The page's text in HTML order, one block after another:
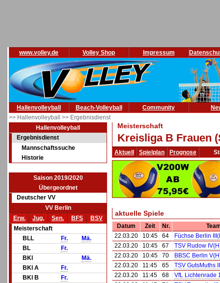
www.volley.de Volley Shop Impressum
Hallenvolleyball Beach-Volleyball Community
>> Hallenvolleyball >> Ergebnisdienst
Hallenvolleyball
Ergebnisdienst
Mannschaftssuche
Historie
Saison 2019/2020
Übergeordnet
Deutscher VV
VV Berlin
Erw.
Jug. Sen. BFS
BSV
Meisterschaft
BLL
Fr.
Mä.
BL
Fr.
BKl
Mä.
BKl A
Fr.
BKl B
Fr.
Meisterschaft
Kreisliga B Frauen
Aktuell Spielplan Prognose
aktuelle Spiele
Datum Zeit Nr.
22.03.20
10:45 64
Füchse Berlin
22.03.20
10:45 67
TSV Rudow
22.03.20
10:45 70
BBSC Berlin
22.03.20
11:45 65
TSV GutsMuths
22.03.20
11:45 68
VfL Lichtenrade